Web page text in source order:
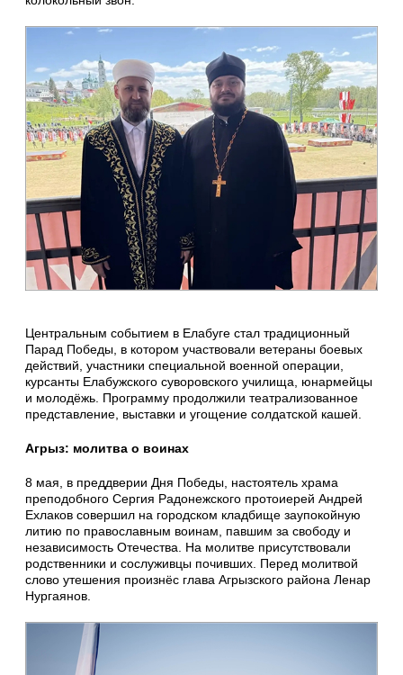
Центральным событием в Елабуге стал традиционный
Парад Победы, в котором участвовали ветераны боевых
действий, участники специальной военной операции,
курсанты Елабужского суворовского училища, юнармейцы
и молодёжь. Программу продолжили театрализованное
представление, выставки и угощение солдатской кашей.
Агрыз: молитва о воинах
8 мая, в преддверии Дня Победы, настоятель храма
преподобного Сергия Радонежского протоиерей Андрей
Ехлаков совершил на городском кладбище заупокойную
литию по православным воинам, павшим за свободу и
независимость Отечества. На молитве присутствовали
родственники и сослуживцы почивших. Перед молитвой
слово утешения произнёс глава Агрызского района Ленар
Нургаянов.